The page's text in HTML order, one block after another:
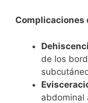
Complicaciones
de los
abdominal